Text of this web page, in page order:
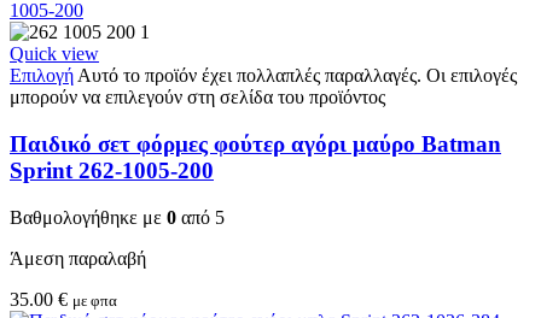
Quick view
Επιλογή Αυτό το προϊόν έχει πολλαπλές παραλλαγές. Οι επιλογές
μπορούν να επιλεγούν στη σελίδα του προϊόντος
Παιδικό σετ φόρμες φούτερ αγόρι μαύρο Batman
Sprint 262-1005-200
Βαθμολογήθηκε με 0 από 5
Άμεση παραλαβή
35.00 € με φπα